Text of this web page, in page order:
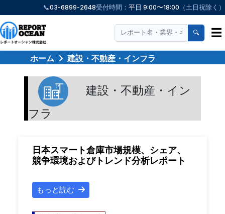
📞03-6899-2648受付時間： 平日 9:00〜18:00 （土日祝除く）
🔍 ☰
ホーム 建設・不動産・インフラ
建設・不動産・イン
フラ
日本スマート倉庫市場規模、シェア、
競争環境およびトレンド分析レポート
もっと読む